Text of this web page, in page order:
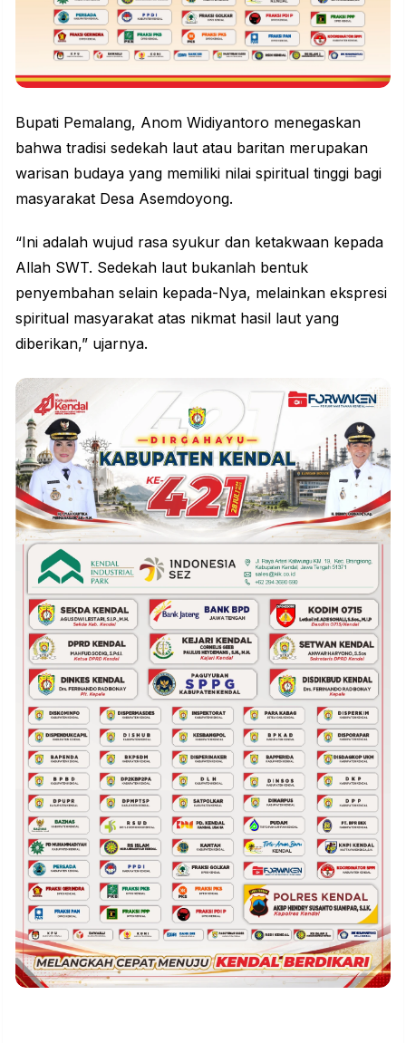
Bupati Pemalang, Anom Widiyantoro menegaskan
bahwa tradisi sedekah laut atau baritan merupakan
warisan budaya yang memiliki nilai spiritual tinggi bagi
masyarakat Desa Asemdoyong.
“Ini adalah wujud rasa syukur dan ketakwaan kepada
Allah SWT. Sedekah laut bukanlah bentuk
penyembahan selain kepada-Nya, melainkan ekspresi
spiritual masyarakat atas nikmat hasil laut yang
diberikan,” ujarnya.